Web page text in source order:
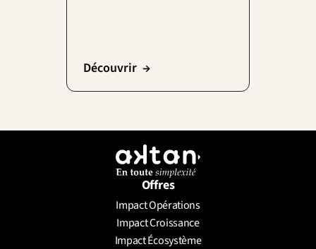
Découvrir  →
Offres
Impact Opérations
Impact Croissance
Impact Écosystème